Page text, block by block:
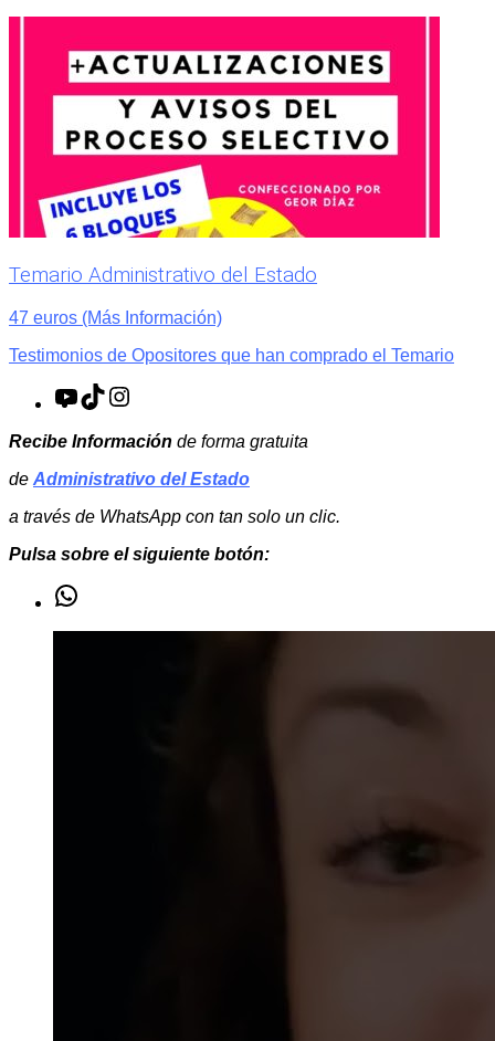
Temario Administrativo del Estado
47 euros (Más Información)
Testimonios de Opositores que han comprado el Temario
YouTube
TikTok
Recibe Información de forma gratuita
de Administrativo del Estado
a través de WhatsApp con tan solo un clic.
Pulsa sobre el siguiente botón: